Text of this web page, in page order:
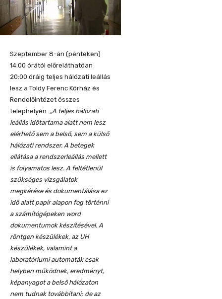
Szeptember 8-án (pénteken)
14:00 órától előreláthatóan
20:00 óráig teljes hálózati leállás
lesz a Toldy Ferenc Kórház és
Rendelőintézet összes
telephelyén. „A teljes hálózati
leállás időtartama alatt nem lesz
elérhető sem a belső, sem a külső
hálózati rendszer. A betegek
ellátása a rendszerleállás mellett
is folyamatos lesz. A feltétlenül
szükséges vizsgálatok
megkérése és dokumentálása ez
idő alatt papír alapon fog történni
a számítógépeken word
dokumentumok készítésével. A
röntgen készülékek, az UH
készülékek, valamint a
laboratóriumi automaták csak
helyben működnek, eredményt,
képanyagot a belső hálózaton
nem tudnak továbbítani; de az